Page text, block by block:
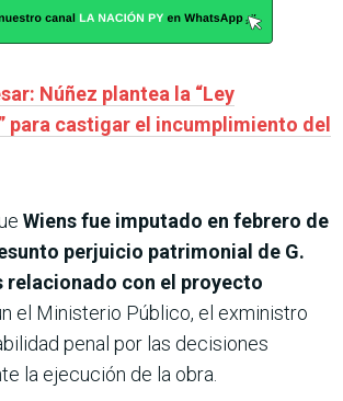
Núñez plantea la “Ley
para castigar el incumplimiento del
Wiens fue imputado en febrero de
perjui­cio patrimonial de G.
relacionado con el proyecto
el Ministerio Público, el exmi­nistro
penal por las decisiones
la ejecu­ción de la obra.